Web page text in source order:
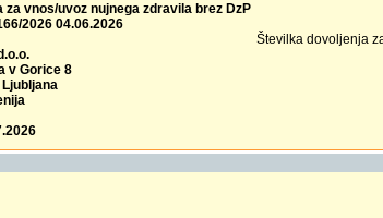
za vnos/uvoz nujnega zdravila brez DzP
2026 04.06.2026
Številka dovoljenja
v Gorice 8